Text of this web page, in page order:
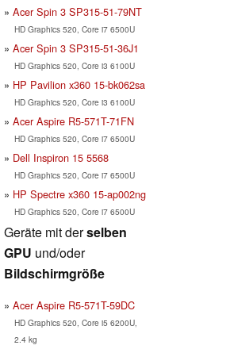
Acer Spin 3 SP315-51-79NT
HD Graphics 520, Core i7 6500U
Acer Spin 3 SP315-51-36J1
HD Graphics 520, Core i3 6100U
HP Pavilion x360 15-bk062sa
HD Graphics 520, Core i3 6100U
Acer Aspire R5-571T-71FN
HD Graphics 520, Core i7 6500U
Dell Inspiron 15 5568
HD Graphics 520, Core i7 6500U
HP Spectre x360 15-ap002ng
HD Graphics 520, Core i7 6500U
Geräte mit derselben
GPU und/oder
Bildschirmgröße
Acer Aspire R5-571T-59DC
HD Graphics 520, Core i5 6200U,
2.4 kg